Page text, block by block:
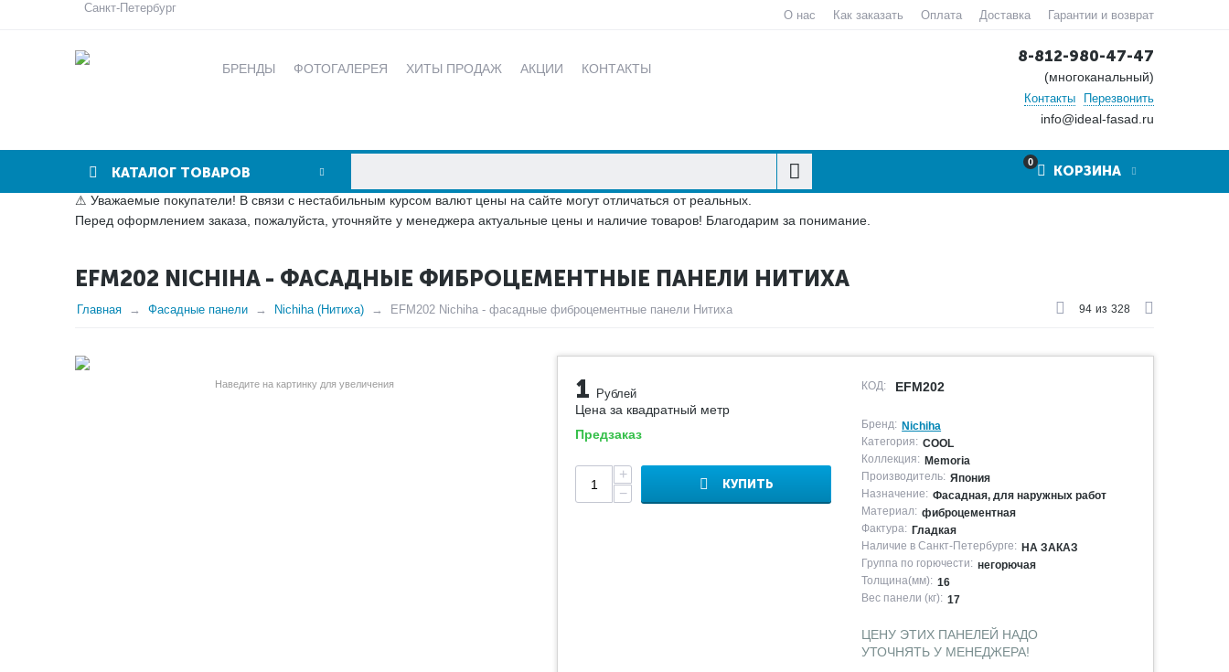
Санкт-Петербург
О нас Как заказать Оплата Доставка Гарантии и возврат
БРЕНДЫ ФОТОГАЛЕРЕЯ ХИТЫ ПРОДАЖ АКЦИИ КОНТАКТЫ
8-812-980-47-47
(многоканальный)
Контакты Перезвонить
info@ideal-fasad.ru
КАТАЛОГ ТОВАРОВ
0
КОРЗИНА
⚠ Уважаемые покупатели! В связи с нестабильным курсом валют цены на сайте могут отличаться от реальных.
Перед оформлением заказа, пожалуйста, уточняйте у менеджера актуальные цены и наличие товаров! Благодарим за понимание.
EFM202 NICHIHA - ФАСАДНЫЕ ФИБРОЦЕМЕНТНЫЕ ПАНЕЛИ НИТИХА
Главная Фасадные панели Nichiha (Нитиха) EFM202 Nichiha - фасадные фиброцементные панели Нитиха 94 из 328
Наведите на картинку для увеличения 1 Рублей
Цена за квадратный метр
Предзаказ
+
−
КУПИТЬ
КОД: EFM202
Бренд: Nichiha
Категория: COOL
Коллекция: Memoria
Производитель: Япония
Назначение: Фасадная, для наружных работ
Материал: фиброцементная
Фактура: Гладкая
Наличие в Санкт-Петербурге: НА ЗАКАЗ
Группа по горючести: негорючая
Толщина(мм): 16
Вес панели (кг): 17
ЦЕНУ ЭТИХ ПАНЕЛЕЙ НАДО
УТОЧНЯТЬ У МЕНЕДЖЕРА!